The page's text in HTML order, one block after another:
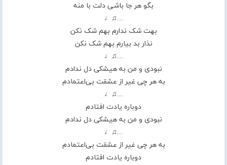
بگو هر جا باشی دلت با منه
...♫♩
بهت شک ندارم بهم شک نکن
نذار بد بیارم بهم شک نکن
...♫♩
نبودی و من به هیشکی دل ندادم
به هر چی غیر از عشقت بی‌اعتمادم
...♫♩
دوباره یادت افتادم
نبودی و من به هیشکی دل ندادم
...♫♩
به هر چی غیر از عشقت بی‌اعتمادم
دوباره یادت افتادم